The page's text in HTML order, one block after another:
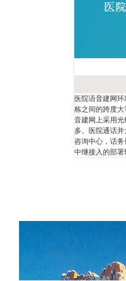
医院语音建网
栋之间的跨度
音建网上采用
多。医院通话
咨询中心，话
中继接入的部